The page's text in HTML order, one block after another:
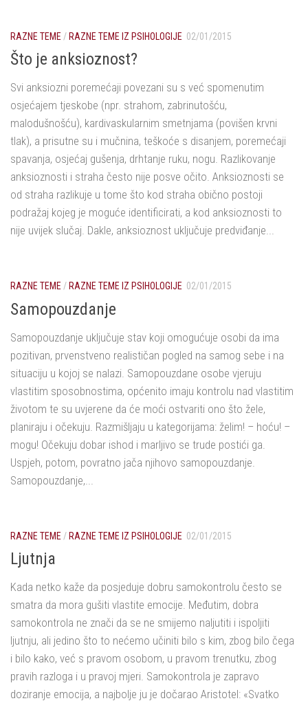
RAZNE TEME / RAZNE TEME IZ PSIHOLOGIJE 02/01/2015
Što je anksioznost?
Svi anksiozni poremećaji povezani su s već spomenutim
osjećajem tjeskobe (npr. strahom, zabrinutošću,
malodušnošću), kardivaskularnim smetnjama (povišen krvni
tlak), a prisutne su i mučnina, teškoće s disanjem, poremećaji
spavanja, osjećaj gušenja, drhtanje ruku, nogu. Razlikovanje
anksioznosti i straha često nije posve očito. Anksioznosti se
od straha razlikuje u tome što kod straha obično postoji
podražaj kojeg je moguće identificirati, a kod anksioznosti to
nije uvijek slučaj. Dakle, anksioznost uključuje predviđanje...
RAZNE TEME/ RAZNE TEME IZ PSIHOLOGIJE 02/01/2015
Samopouzdanje
Samopouzdanje uključuje stav koji omogućuje osobi da ima
pozitivan, prvenstveno realističan pogled na samog sebe i na
situaciju u kojoj se nalazi. Samopouzdane osobe vjeruju
vlastitim sposobnostima, općenito imaju kontrolu nad vlastitim
životom te su uvjerene da će moći ostvariti ono što žele,
planiraju i očekuju. Razmišljaju u kategorijama: želim! – hoću! –
mogu! Očekuju dobar ishod i marljivo se trude postići ga.
Uspjeh, potom, povratno jača njihovo samopouzdanje.
Samopouzdanje,...
RAZNE TEME /RAZNE TEME IZ PSIHOLOGIJE 02/01/2015
Ljutnja
Kada netko kaže da posjeduje dobru samokontrolu često se
smatra da mora gušiti vlastite emocije. Međutim, dobra
samokontrola ne znači da se ne smijemo naljutiti i ispoljiti
ljutnju, ali jedino što to nećemo učiniti bilo s kim, zbog bilo čega
i bilo kako, već s pravom osobom, u pravom trenutku, zbog
pravih razloga i u pravoj mjeri. Samokontrola je zapravo
doziranje emocija, a najbolje ju je dočarao Aristotel: «Svatko